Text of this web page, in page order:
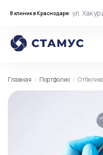
8 клиник в Краснодаре: ул.
Главная Портфолио